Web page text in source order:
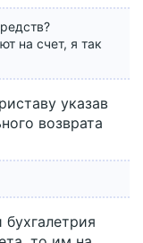
на счет, я так
указав
возврата